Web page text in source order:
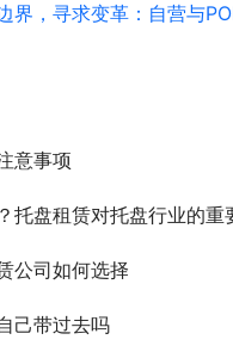
，寻求变革：自营与POP平
意事项
托盘租赁对托盘行业的重
公司如何选择
己带过去吗